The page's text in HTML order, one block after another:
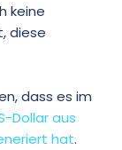
keine
diese
dass es im
Dollar aus
hat.